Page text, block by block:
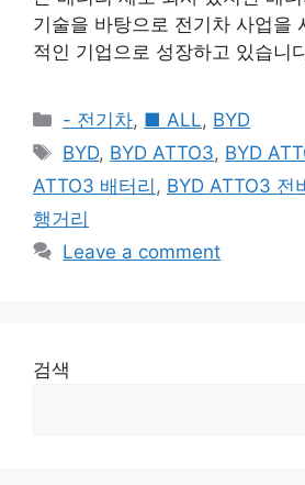
기술을 바탕으로 전기차 사업을
적인 기업으로 성장하고 있습
Categories
- 전기차, ■ ALL, BYD
Tags
BYD, BYD ATTO3, BYD
ATTO3 배터리 , BYD ATTO3 전
행거리
Leave a comment
검색